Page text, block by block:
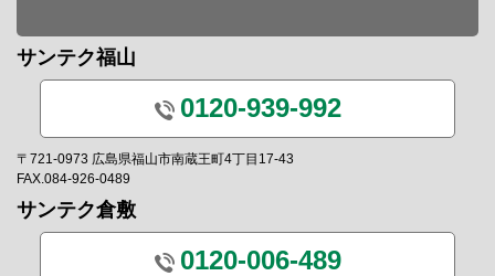
サンテク福山
0120-939-992
〒721-0973 広島県福山市南蔵王町4丁目17-43
FAX.084-926-0489
サンテク倉敷
0120-006-489